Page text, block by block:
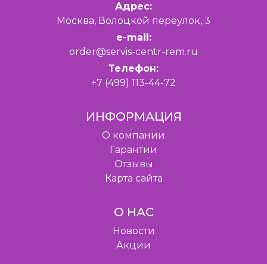
Адрес:
Москва, Волоцкой переулок, 3
e-mail:
order@servis-centr-rem.ru
Телефон:
+7 (499) 113-44-72
ИНФОРМАЦИЯ
O компании
Гарантии
Отзывы
Карта сайта
О НАС
Новости
Акции